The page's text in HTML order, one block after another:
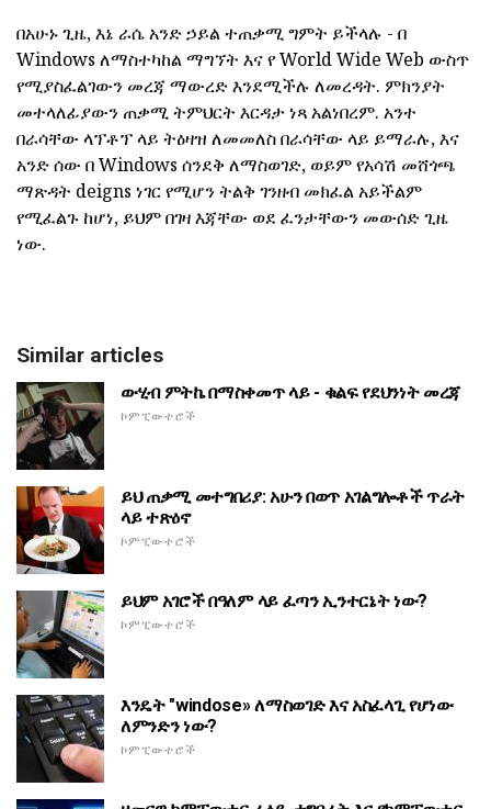
በአሁኑ ጊዜ, እኔ ራሴ አንድ ኃይል ተጠቃሚ ግምት ይችላሉ - በ
Windows ለማስተካከል ማግኘት እና የ World Wide Web ውስጥ
የሚያስፈልገውን መረጃ ማውረድ እንደሚችሉ ለመረዳት. ምክንያት
መተላለፊያውን ጠቃሚ ትምህርት እርዳታ ነጻ አልነበረም. አንተ
በራሳቸው ላፕቶፕ ላይ ትዕዛዝ ለመመለስ በራሳቸው ላይ ይማራሉ, እና
አንድ ሰው በ Windows ሰንደቅ ለማስወገድ, ወይም የአሳሽ መሸጎጫ
ማጽዳት deigns ነገር የሚሆን ትልቅ ገንዘብ መክፈል አይችልም
የሚፈልጉ ከሆነ, ይህም በገዛ እጃቸው ወደ ፈንታቸውን መውሰድ ጊዜ
ነው.
Similar articles
ውሂብ ምትኬ በማስቀመጥ ላይ - ቁልፍ የደህንነት መረጃ
ኮምፒውተሮች
ይህ ጠቃሚ መተግበሪያ: አሁን በወጥ አገልግሎቶች ጥራት
ላይ ተጽዕኖ
ኮምፒውተሮች
ይህም አገሮች በዓለም ላይ ፈጣን ኢንተርኔት ነው?
ኮምፒውተሮች
እንዴት "windose» ለማስወገድ እና አስፈላጊ የሆነው
ለምንድን ነው?
ኮምፒውተሮች